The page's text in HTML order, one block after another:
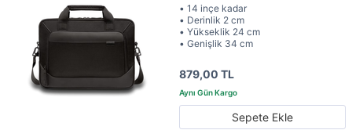
• 14 inçe kadar
• Derinlik 2 cm
• Yükseklik 24 cm
• Genişlik 34 cm
879,00 TL
Sepete Ekle